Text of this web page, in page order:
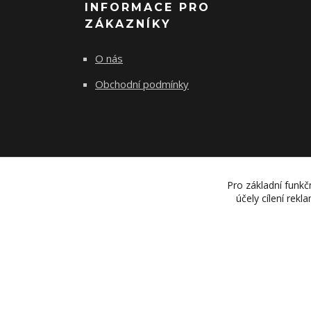
INFORMACE PRO
ZÁKAZNÍKY
O nás
Obchodní podmínky
Pro základní
účely cílení